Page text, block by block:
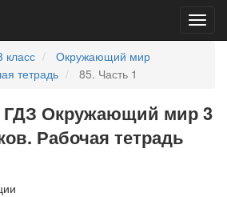
класс
Окружающий мир
тетрадь
85. Часть 1
ГДЗ Окружающий мир 3
Рабочая тетрадь